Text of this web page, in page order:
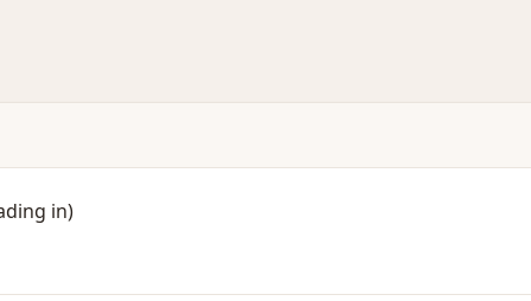
in)​